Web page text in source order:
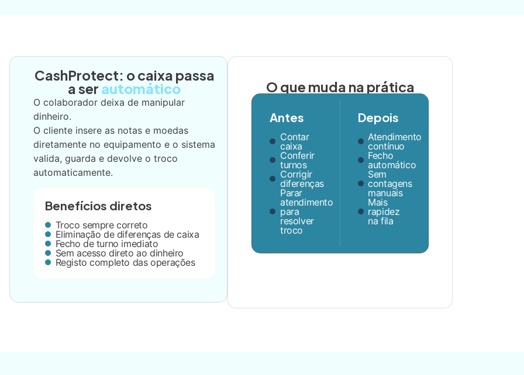
CashProtect: o caixa passa
a ser automático
O colaborador deixa de manipular
dinheiro.
O cliente insere as notas e moedas
diretamente no equipamento e o sistema
valida, guarda e devolve o troco
automaticamente.
Benefícios diretos
Troco sempre correto
Eliminação de diferenças de caixa
Fecho de turno imediato
Sem acesso direto ao dinheiro
Registo completo das operações
O que muda na prática
Antes
Contar
caixa
Conferir
turnos
Corrigir
diferenças
Parar
atendimento
para
resolver
troco
Depois
Atendimento
contínuo
Fecho
automático
Sem
contagens
manuais
Mais
rapidez
na fila